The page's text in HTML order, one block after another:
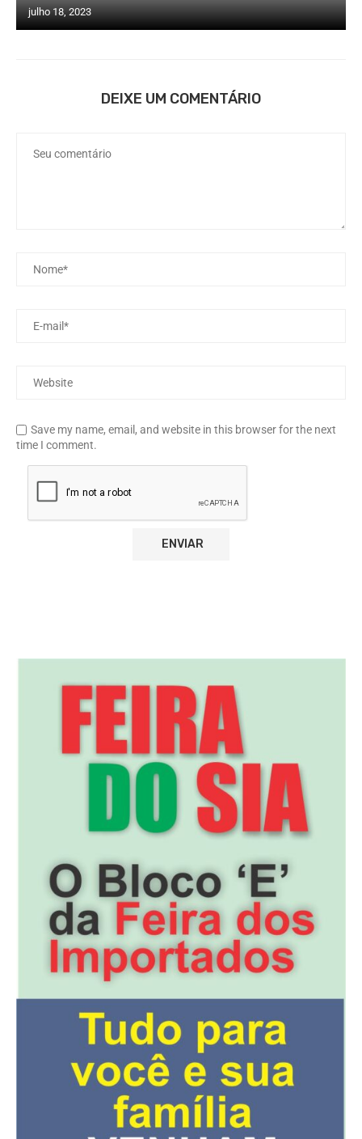
julho 18, 2023
DEIXE UM COMENTÁRIO
Save my name, email, and website in this browser for the next
time I comment.